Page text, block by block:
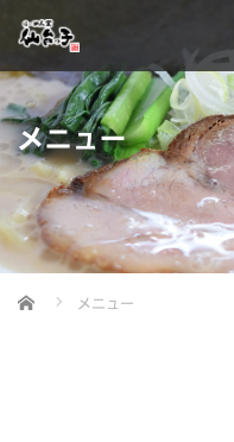
メニュー
Home メニュー